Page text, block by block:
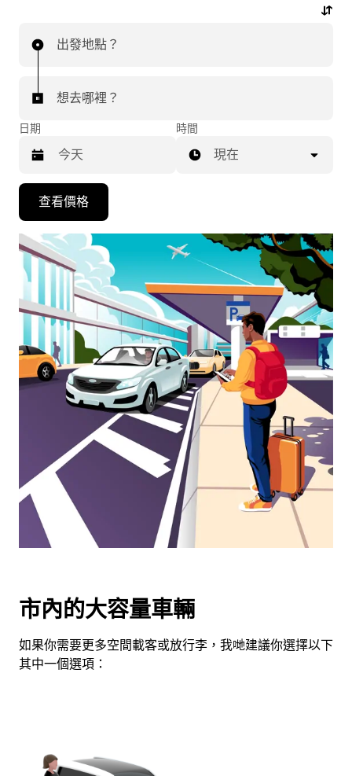
出發地點？
想去哪裡？
日期
下
向
下
箭
鍵，
即
可
用
擇
日
期。
鈕
可
關
時間
現在
查看價格
市內的大容量車輛
如果你需要更多空間載客或放行李，我哋建議你選擇以下
其中一個選項：